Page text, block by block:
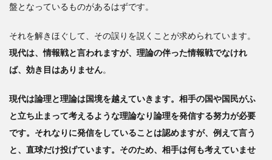
盤となっているものがあるはずです。
それを解きほぐして、その誤りを説くことが求められています。
現代は、情報戦と言われますが、理論の伴った情報戦でなけれ
ば、効き目はありません。
現代は論理と理論は国境を越えていきます。 相手の国や国民がふ
と立ち止まって考えるような理論なり論理を発信する努力が必要
です。それなりに発信をしていることは認めますが、例えて言う
と、直球だけ投げています。そのため、相手は何も考えていませ